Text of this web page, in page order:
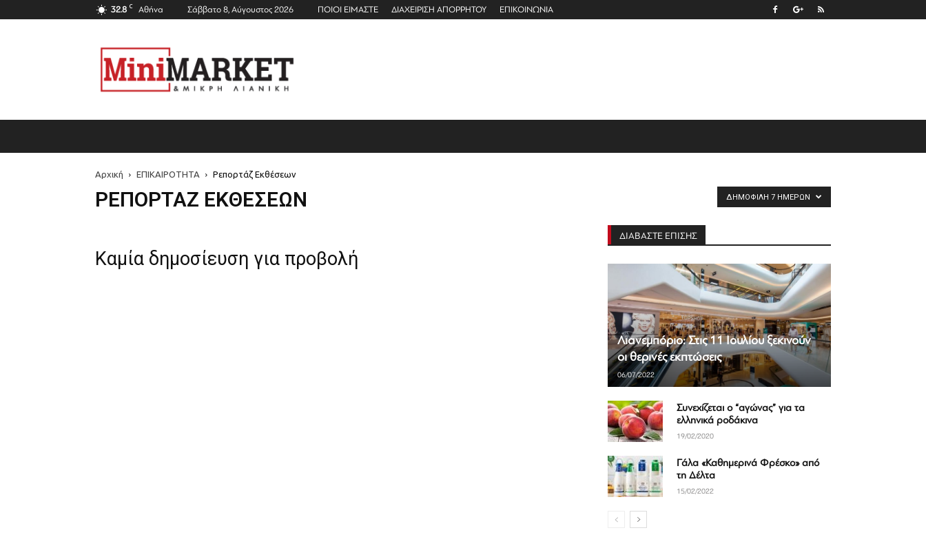
32.8 C Αθήνα Σάββατο 8, Αύγουστος 2026 ΠΟΙΟΙ ΕΙΜΑΣΤΕ ΔΙΑΧΕΙΡΙΣΗ ΑΠΟΡΡΗΤΟΥ ΕΠΙΚΟΙΝΩΝΙΑ
Mini
Market
Magazine
Αρχική ΕΠΙΚΑΙΡΟΤΗΤΑ Ρεπορτάζ Εκθέσεων
ΡΕΠΟΡΤΆΖ ΕΚΘΈΣΕΩΝ ΔΗΜΟΦΙΛΉ 7 ΗΜΕΡΏΝ
Καμία δημοσίευση για προβολή
ΔΙΑΒΑΣΤΕ ΕΠΙΣΗΣ
Λιανεμπόριο: Στις 11 Ιουλίου ξεκινούν
οι θερινές εκπτώσεις
06/07/2022
Συνεχίζεται ο “αγώνας” για τα
ελληνικά ροδάκινα
19/02/2020
Γάλα «Καθημερινά Φρέσκο» από
τη Δέλτα
15/02/2022